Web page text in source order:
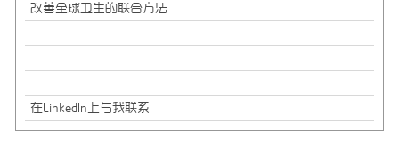
改善全球卫生的联合方法
在LinkedIn上与我联系